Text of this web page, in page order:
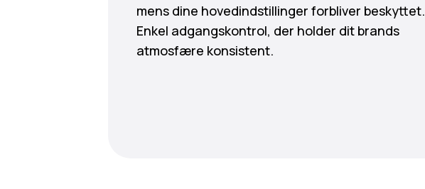
mens dine hovedindstillinger forbliver beskyttet.
Enkel adgangskontrol, der holder dit brands
atmosfære konsistent.